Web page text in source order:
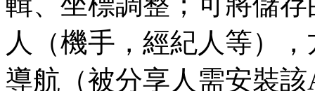
人（機手，經紀人等）
導航（被分享人需安裝